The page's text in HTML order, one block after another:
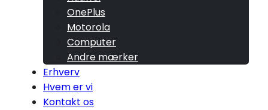
OnePlus
Motorola
Computer
Andre mærker
Erhverv
Hvem er vi
Kontakt os